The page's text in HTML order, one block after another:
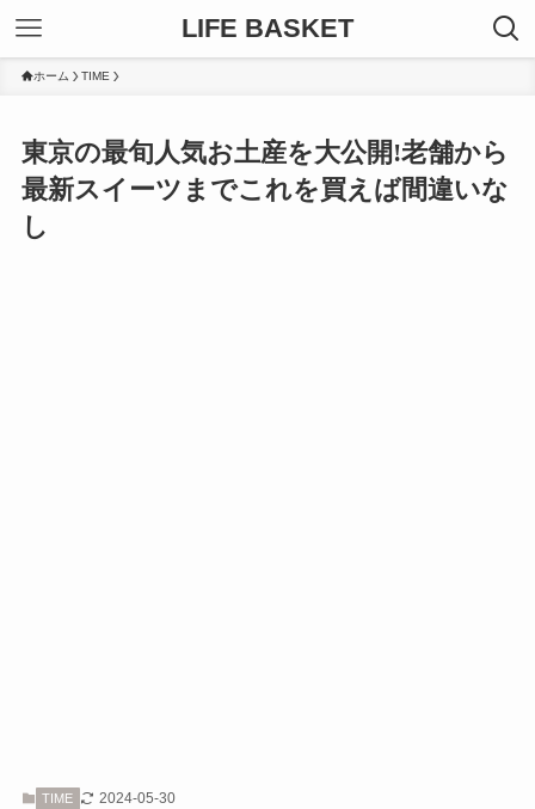
LIFE BASKET
ホーム TIME
東京の最旬人気お土産を大公開!老舗から
最新スイーツまでこれを買えば間違いな
し
TIME 2024-05-30